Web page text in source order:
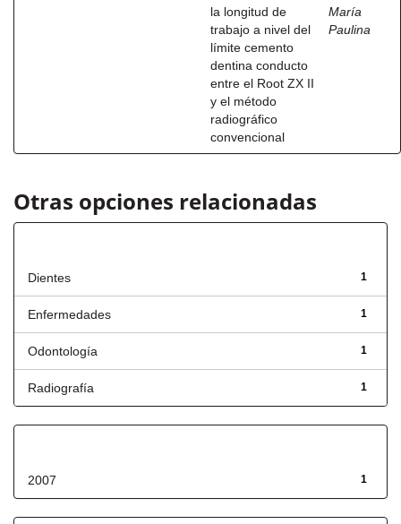
la longitud de
trabajo a nivel del
límite cemento
dentina conducto
entre el Root ZX II
y el método
radiográfico
convencional
María
Paulina
Otras opciones relacionadas
1
Dientes
1
Enfermedades
1
Odontología
1
Radiografía
1
2007